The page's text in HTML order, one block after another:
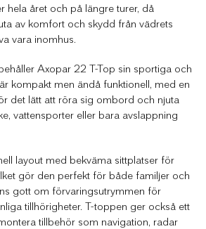
hela året och på längre turer, då
av komfort och skydd från vädrets
vara inomhus.
Axopar 22 T-Top sin sportiga och
kompakt men ändå funktionell, med en
det lätt att röra sig ombord och njuta
vattensporter eller bara avslappning
layout med bekväma sittplatser för
gör den perfekt för både familjer och
gott om förvaringsutrymmen för
tillhörigheter. T-toppen ger också ett
tillbehör som navigation, radar